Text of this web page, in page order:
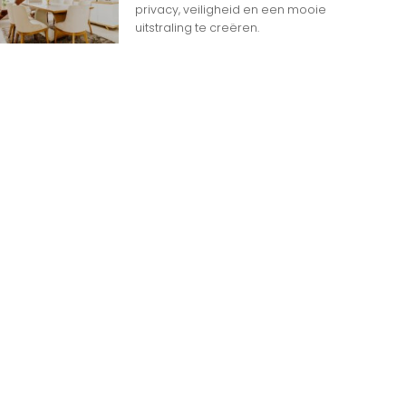
privacy, veiligheid en een mooie
uitstraling te creëren.